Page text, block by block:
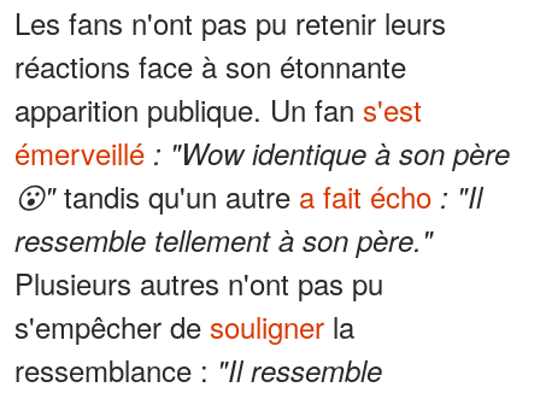
Les fans n'ont pas pu retenir leurs
réactions face à son étonnante
apparition publique. Un fan s'est
émerveillé : "Wow identique à son père
😮"tandis qu'un autre a fait écho : "Il
ressemble tellement à son père."
Plusieurs autres n'ont pas pu
s'empêcher de souligner la
ressemblance : "Il ressemble